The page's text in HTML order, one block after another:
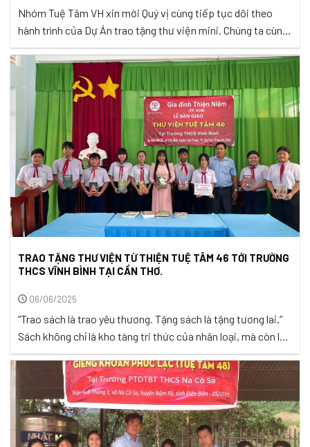
Nhóm Tuệ Tâm VH xin mời Quý vị cùng tiếp tục dõi theo
hành trình của Dự Án trao tặng thư viện mini. Chúng ta cùng
nhau viết tiếp một câu chuyện, không chỉ về sách, mà về
những cuộc gặp gỡ diệu kỳ. Tuệ Tâm VH tin rằng, mỗi trang
sách là một cánh ...
TRAO TẶNG THƯ VIỆN TỪ THIỆN TUỆ TÂM 46 TỚI TRƯỜNG
THCS VĨNH BÌNH TẠI CẦN THƠ.
06/06/2025
“Trao sách là trao yêu thương. Tặng sách là tặng tương lai.”
Sách không chỉ là kho tàng tri thức của nhân loại, mà còn là
người bạn tâm tình, người thầy âm thầm dẫn dắt mỗi chúng
ta trên hành trình hoàn thiện bản thân. Trong từng trang
sách là những câu chuyện đời ...